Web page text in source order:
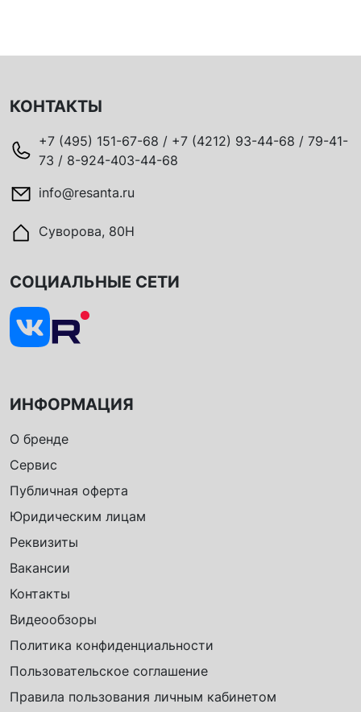
КОНТАКТЫ
+7 (495) 151-67-68 / +7 (4212) 93-44-68 / 79-41-
73 / 8-924-403-44-68
info@resanta.ru
Суворова, 80Н
ИНФОРМАЦИЯ
О бренде
Сервис
Публичная оферта
Юридическим лицам
Реквизиты
Вакансии
Контакты
Видеообзоры
Политика конфиденциальности
Пользовательское соглашение
Правила пользования личным кабинетом
СОЦИАЛЬНЫЕ СЕТИ